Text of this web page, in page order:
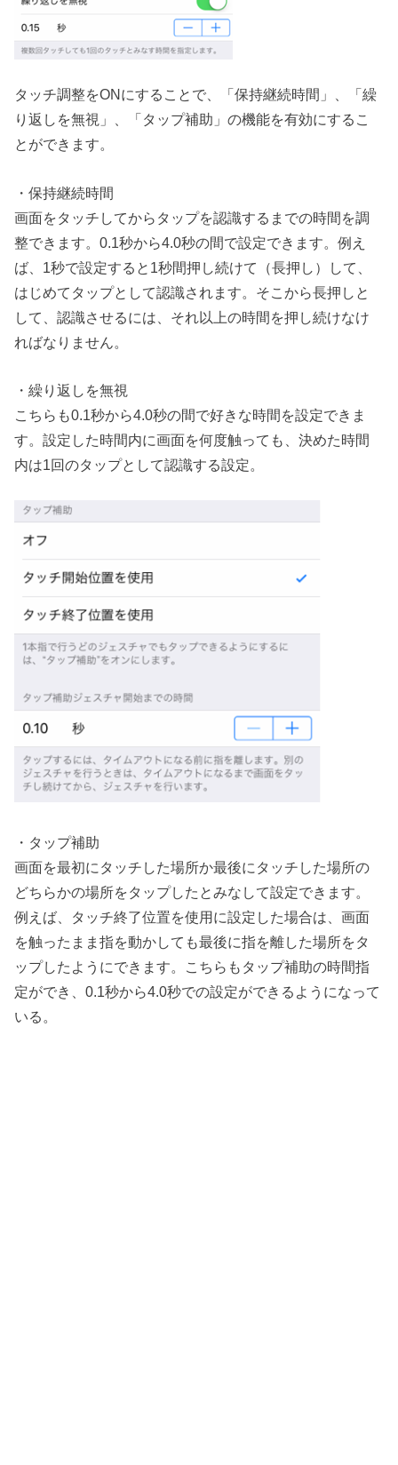
タッチ調整をONにすることで、「保持継続時間」、「繰
り返しを無視」、「タップ補助」の機能を有効にするこ
とができます。
・保持継続時間
画面をタッチしてからタップを認識するまでの時間を調
整できます。0.1秒から4.0秒の間で設定できます。例え
ば、1秒で設定すると1秒間押し続けて（長押し）して、
はじめてタップとして認識されます。そこから長押しと
して、認識させるには、それ以上の時間を押し続けなけ
ればなりません。
・繰り返しを無視
こちらも0.1秒から4.0秒の間で好きな時間を設定できま
す。設定した時間内に画面を何度触っても、決めた時間
内は1回のタップとして認識する設定。
・タップ補助
画面を最初にタッチした場所か最後にタッチした場所の
どちらかの場所をタップしたとみなして設定できます。
例えば、タッチ終了位置を使用に設定した場合は、画面
を触ったまま指を動かしても最後に指を離した場所をタ
ップしたようにできます。こちらもタップ補助の時間指
定ができ、0.1秒から4.0秒での設定ができるようになって
いる。